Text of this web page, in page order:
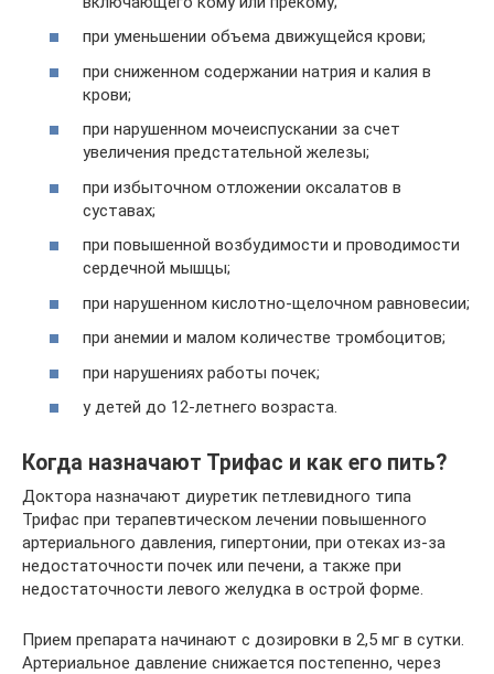
при уменьшении объема движущейся крови;
при сниженном содержании натрия и калия в
крови;
при нарушенном мочеиспускании за счет
увеличения предстательной железы;
при избыточном отложении оксалатов в
суставах;
при повышенной возбудимости и проводимости
сердечной мышцы;
при нарушенном кислотно-щелочном равновесии;
при анемии и малом количестве тромбоцитов;
при нарушениях работы почек;
у детей до 12-летнего возраста.
Когда назначают Трифас и как его пить?
Доктора назначают диуретик петлевидного типа
Трифас при терапевтическом лечении повышенного
артериального давления, гипертонии, при отеках из-за
недостаточности почек или печени, а также при
недостаточности левого желудка в острой форме.
Прием препарата начинают с дозировки в 2,5 мг в сутки.
Артериальное давление снижается постепенно, через